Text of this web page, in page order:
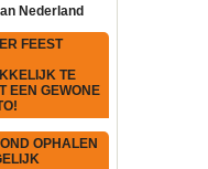
Nederland
FEEST
TE
EEN GEWONE
OPHALEN